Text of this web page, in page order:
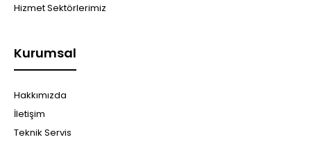
Hizmet Sektörlerimiz
Kurumsal
Hakkımızda
İletişim
Teknik Servis